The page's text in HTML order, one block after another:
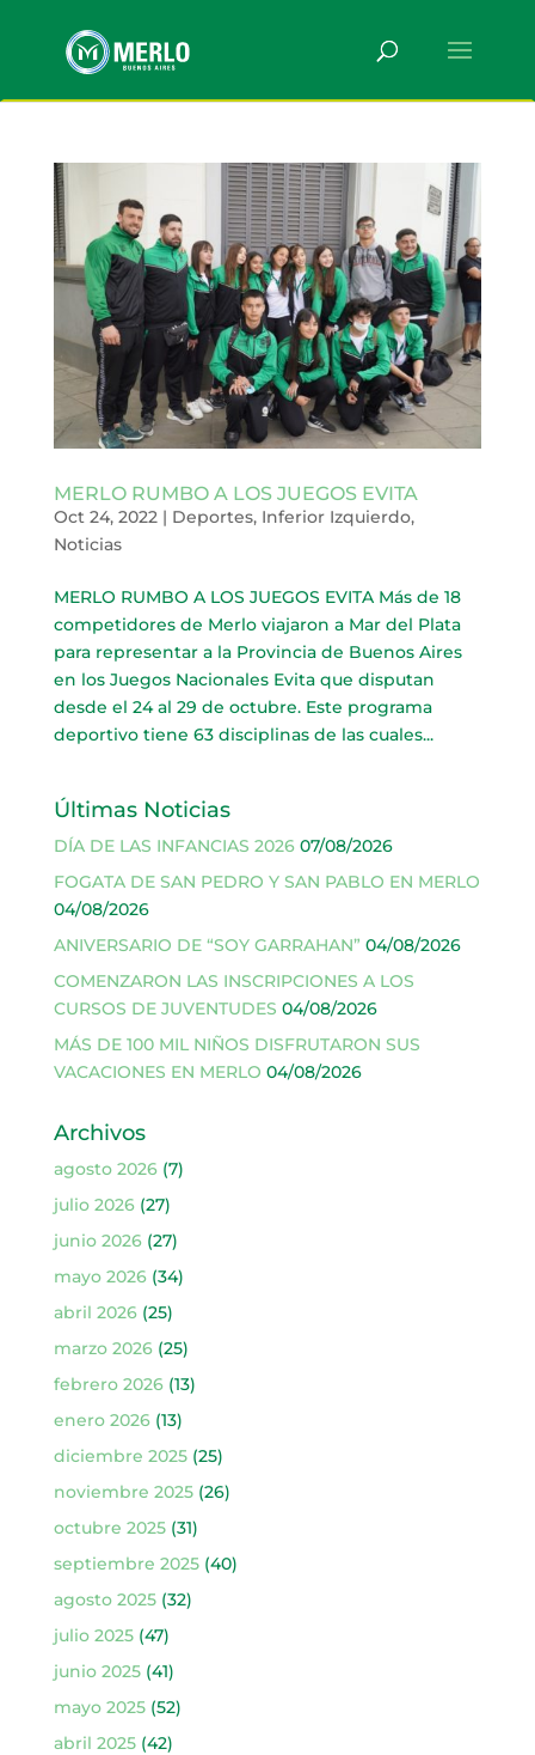
MERLO RUMBO A LOS JUEGOS EVITA
Oct 24, 2022| Deportes, Inferior Izquierdo,
Noticias
MERLO RUMBO A LOS JUEGOS EVITA Más de 18
competidores de Merlo viajaron a Mar del Plata
para representar a la Provincia de Buenos Aires
en los Juegos Nacionales Evita que disputan
desde el 24 al 29 de octubre. Este programa
deportivo tiene 63 disciplinas de las cuales...
Últimas Noticias
DÍA DE LAS INFANCIAS 2026 07/08/2026
FOGATA DE SAN PEDRO Y SAN PABLO EN MERLO
04/08/2026
ANIVERSARIO DE “SOY GARRAHAN” 04/08/2026
COMENZARON LAS INSCRIPCIONES A LOS
CURSOS DE JUVENTUDES 04/08/2026
MÁS DE 100 MIL NIÑOS DISFRUTARON SUS
VACACIONES EN MERLO 04/08/2026
Archivos
agosto 2026(7)
julio 2026(27)
junio 2026(27)
mayo 2026(34)
abril 2026(25)
marzo 2026(25)
febrero 2026(13)
enero 2026(13)
diciembre 2025(25)
noviembre 2025(26)
octubre 2025(31)
septiembre 2025(40)
agosto 2025(32)
julio 2025(47)
junio 2025(41)
mayo 2025(52)
abril 2025(42)